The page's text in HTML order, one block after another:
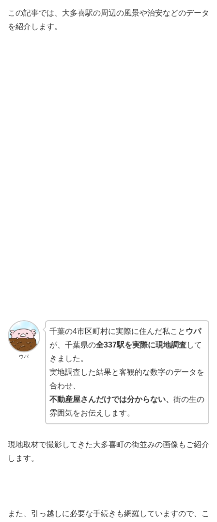
この記事では、大多喜駅の周辺の風景や治安などのデータ
を紹介します。
ウパ
千葉の4市区町村に実際に住んだ私こと ウパ
が、千葉県の全337駅を実際に現地調査して
きました。
実地調査した結果と客観的な数字のデータを
合わせ、
不動産屋さんだけでは分からない、 街の生の
雰囲気をお伝えします。
現地取材で撮影してきた大多喜町の街並みの画像もご紹介
します。
また、引っ越しに必要な手続きも網羅していますので、こ